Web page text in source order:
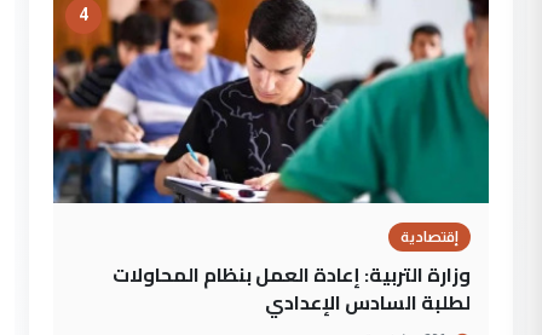
4
إقتصادية
وزارة التربية: إعادة العمل بنظام المحاولات
لطلبة السادس الإعدادي